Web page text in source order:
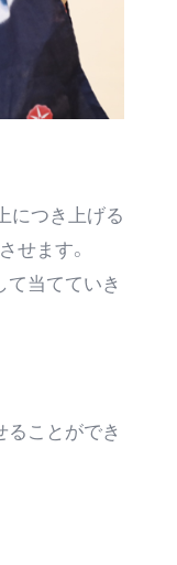
につき上げる
せます。
て当てていき
る ことができ